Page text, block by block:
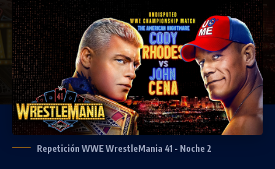
Repetición WWE WrestleMania 41 - Noche 2